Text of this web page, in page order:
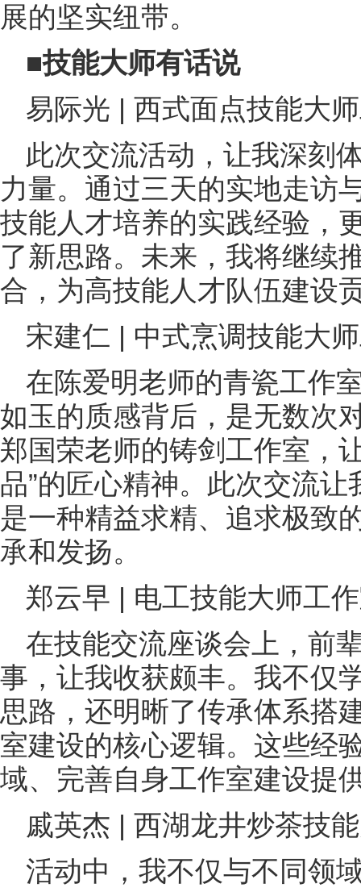
展的坚实纽带。
■技能大师有话说
易际光 | 西式面点技能大
此次交流活动，让我深刻
力量。通过三天的实地走访
技能人才培养的实践经验，
了新思路。未来，我将继续
合，为高技能人才队伍建设
宋建仁 | 中式烹调技能大
在陈爱明老师的青瓷工作
如玉的质感背后，是无数次
郑国荣老师的铸剑工作室，
品”的匠心精神。此次交流
是一种精益求精、追求极致
承和发扬。
郑云早 | 电工技能大师工
在技能交流座谈会上，前
事，让我收获颇丰。我不仅
思路，还明晰了传承体系搭
室建设的核心逻辑。这些经
域、完善自身工作室建设提
戚英杰 | 西湖龙井炒茶技
活动中，我不仅与不同领